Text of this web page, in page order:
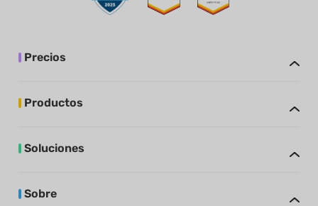
Precios
Productos
Soluciones
Sobre